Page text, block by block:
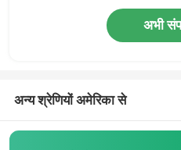
अभी
अन्य श्रेणियों अमेरिका से